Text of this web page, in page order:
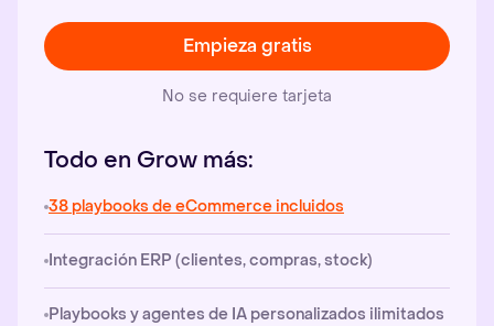
Empieza gratis
No se requiere tarjeta
Todo en Grow más:
38 playbooks de eCommerce incluidos
Integración ERP (clientes, compras, stock)
Playbooks y agentes de IA personalizados ilimitados